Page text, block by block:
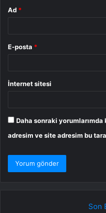
Ad *
E-posta *
İnternet sitesi
Daha sonraki yorumlarımda
adresim ve site adresim bu
Son